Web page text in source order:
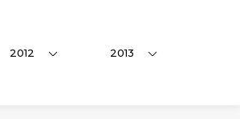
2012 2013